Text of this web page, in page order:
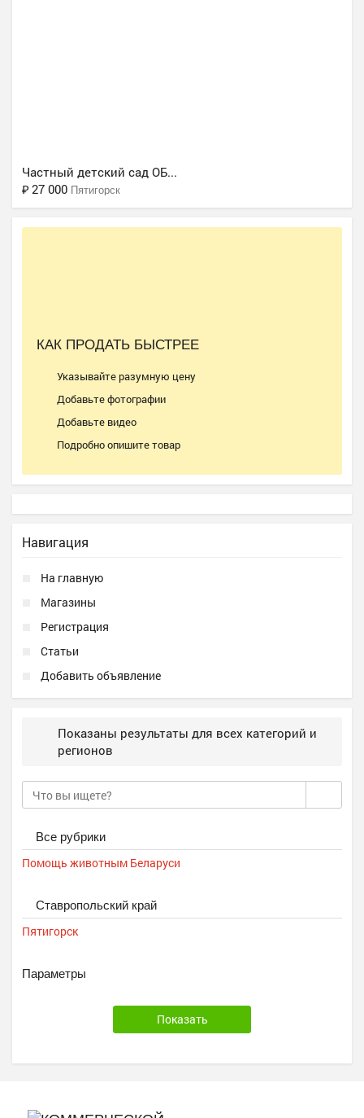
Частный детский сад ОБ...
₽ 27 000 Пятигорск
Частная школа ОБРАЗОВА...
37 000 Пятигорск
КАК ПРОДАТЬ БЫСТРЕЕ
Указывайте разумную цену
Добавьте фотографии
Добавьте видео
Подробно опишите товар
Навигация
На главную
Магазины
Регистрация
Статьи
Добавить объявление
Показаны результаты для всех категорий и
регионов
Все рубрики
Помощь животным Беларуси
Ставропольский край
Пятигорск
Параметры